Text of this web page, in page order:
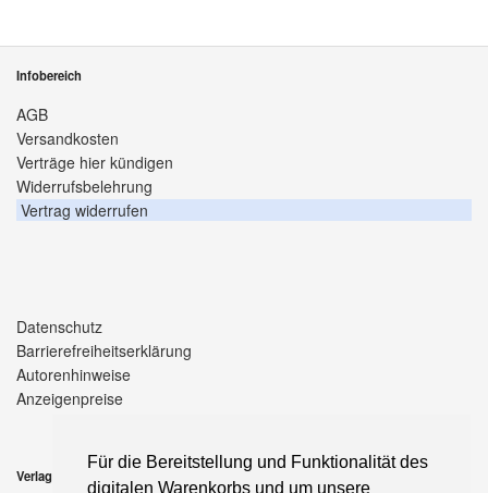
Für die Bereitstellung und Funktionalität des
digitalen Warenkorbs und um unsere
Infobereich
AGB
Versandkosten
Verträge hier kündigen
Widerrufsbelehrung
Vertrag widerrufen
Datenschutz
Barrierefreiheitserklärung
Autorenhinweise
Anzeigenpreise
Verlag